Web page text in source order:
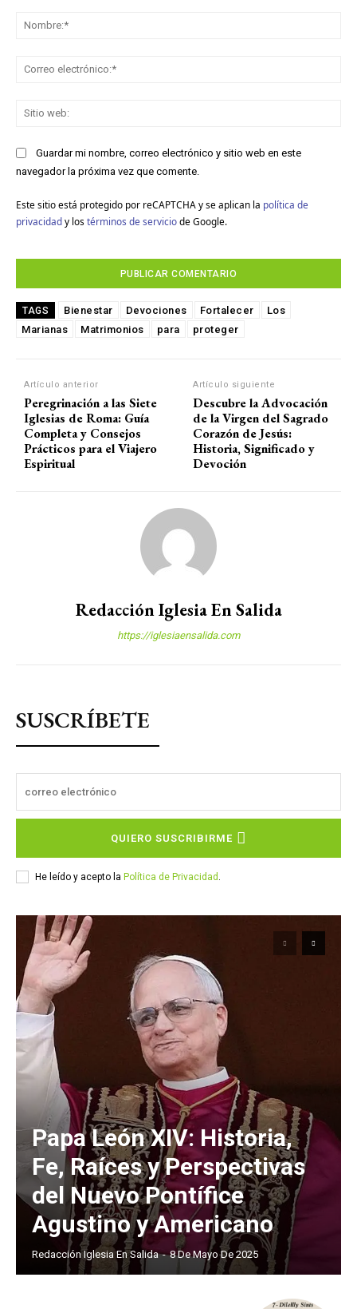
Guardar mi nombre, correo electrónico y sitio web en este
navegador la próxima vez que comente.
Este sitio está protegido por reCAPTCHA y se aplican la política de
privacidady los términos de serviciode Google.
TAGS Bienestar Devociones Fortalecer
Los
Marianas
Matrimonios para proteger
Artículo anterior
Peregrinación a las Siete
Iglesias de Roma: Guía
Completa y Consejos
Prácticos para el Viajero
Espiritual
Artículo siguiente
Descubre la Advocación
de la Virgen del Sagrado
Corazón de Jesús:
Historia, Significado y
Devoción
Redacción Iglesia En Salida
https://iglesiaensalida.com
SUSCRÍBETE
QUIERO SUSCRIBIRME
He leído y acepto la Política de Privacidad
Papa León XIV: Historia,
Fe, Raíces y Perspectivas
del Nuevo Pontífice
Agustino y Americano
Redacción Iglesia En Salida - 8 De Mayo De 2025